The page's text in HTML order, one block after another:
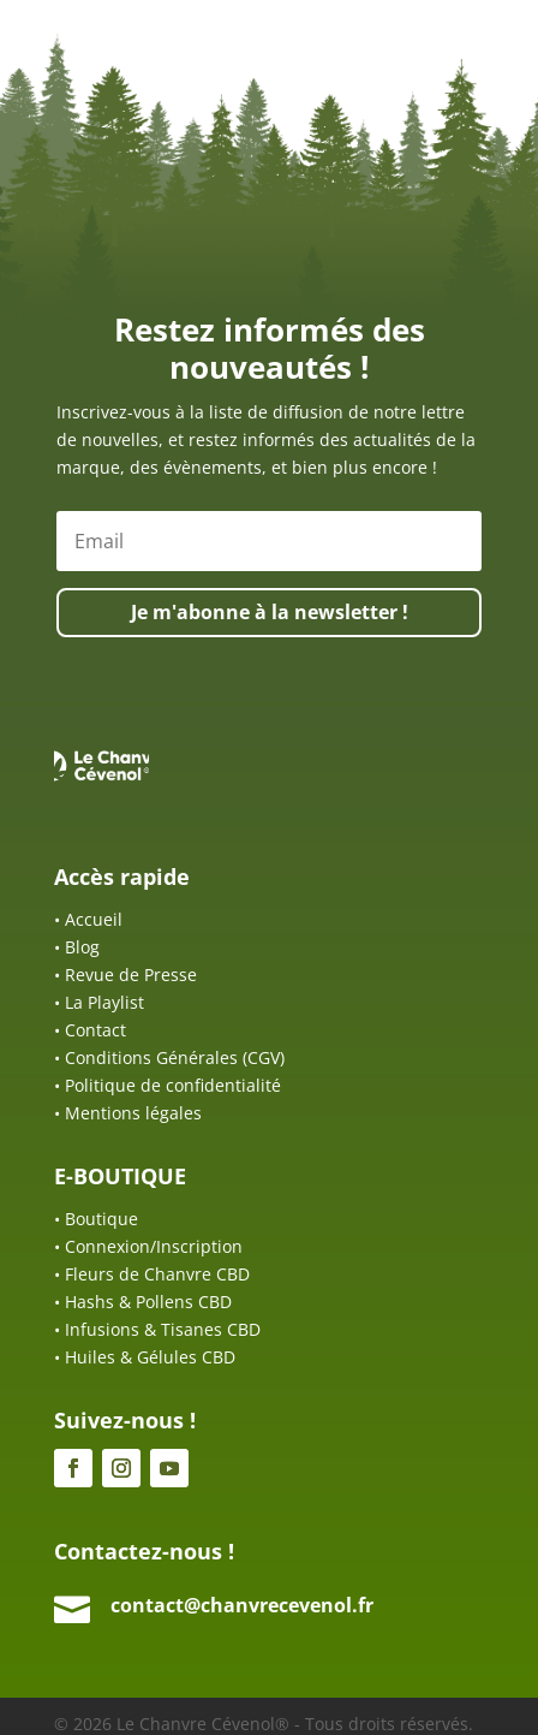
Restez informés des
nouveautés !
Inscrivez-vous à la liste de diffusion de notre lettre
de nouvelles, et restez informés des actualités de la
marque, des évènements, et bien plus encore !
Je m'abonne à la newsletter !
Accès rapide
• Accueil
• Blog
• Revue de Presse
• La Playlist
• Contact
• Conditions Générales (CGV)
• Politique de confidentialité
• Mentions légales
E-BOUTIQUE
• Boutique
• Connexion/Inscription
• Fleurs de Chanvre CBD
• Hashs & Pollens CBD
• Infusions & Tisanes CBD
• Huiles & Gélules CBD
Suivez-nous !
Contactez-nous !
 contact@chanvrecevenol.fr
© 2026 Le Chanvre Cévenol® - Tous droits réservés.